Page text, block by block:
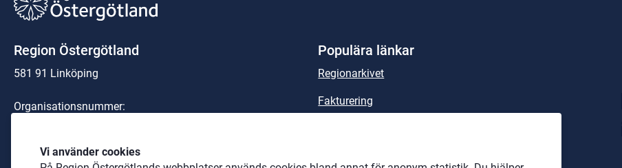
Vi använder cookies
Region Östergötland
581 91 Linköping
Organisationsnummer:
Telefon: 010-103 00 00 (växel)
Populära länkar
Regionarkivet
Fakturering